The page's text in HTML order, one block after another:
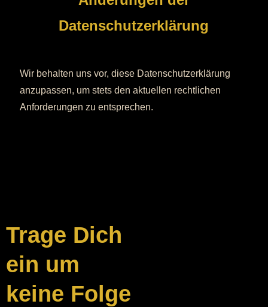
Datenschutzerklärung
Wir behalten uns vor, diese Datenschutzerklärung
anzupassen, um stets den aktuellen rechtlichen
Anforderungen zu entsprechen.
Trage Dich
ein um
keine Folge